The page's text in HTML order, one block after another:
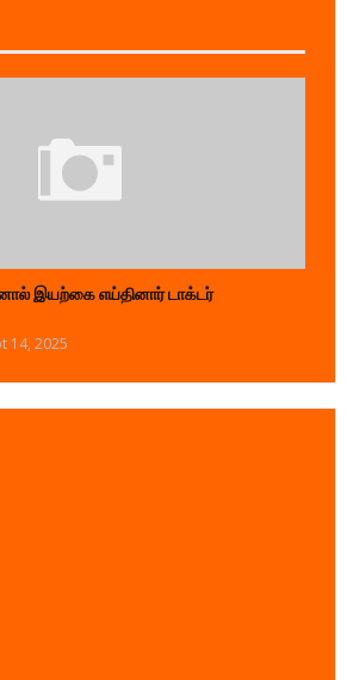
இயற்கை எய்தினார் டாக்டர்
14, 2025